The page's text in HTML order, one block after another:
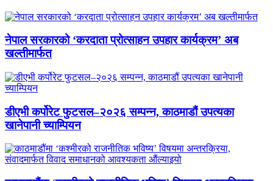
नेपाल सरकारको ‘करदाता प्रोत्साहन उपहार कार्यक्रम’ अब
खल्तीमार्फत
डीएभी कर्पोरेट फुटसल–२०२६ सम्पन्न, काठमाडौं उपत्यका
खानेपानी च्याम्पियन